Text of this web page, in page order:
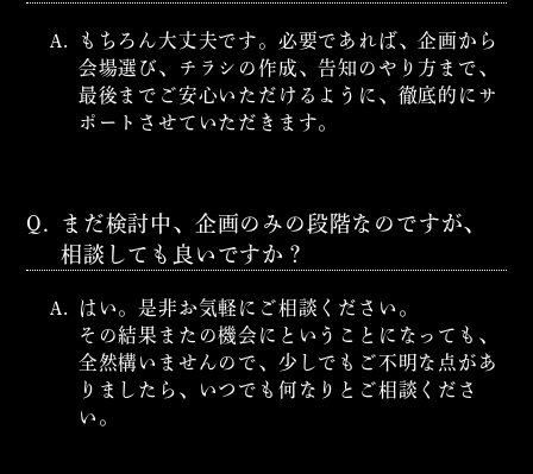
A.
もちろん大丈夫です。必要であれば、企画から
会場選び、チラシの作成、告知のやり方まで、
最後までご安心いただけるように、徹底的にサ
ポートさせていただきます。
Q.
まだ検討中、企画のみの段階なのですが、
相談しても良いですか？
A.
はい。是非お気軽にご相談ください。
その結果またの機会にということになっても、
全然構いませんので、少しでもご不明な点があ
りましたら、いつでも何なりとご相談くださ
い。